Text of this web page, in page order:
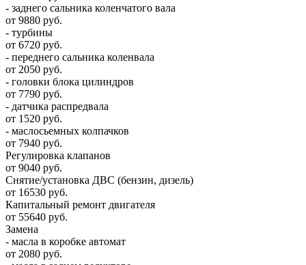
- заднего сальника коленчатого вала
от 9880 руб.
- турбины
от 6720 руб.
- переднего сальника коленвала
от 2050 руб.
- головки блока цилиндров
от 7790 руб.
- датчика распредвала
от 1520 руб.
- маслосьемных колпачков
от 7940 руб.
Регулировка клапанов
от 9040 руб.
Снятие/установка ДВС (бензин, дизель)
от 16530 руб.
Капитальный ремонт двигателя
от 55640 руб.
Замена
- масла в коробке автомат
от 2080 руб.